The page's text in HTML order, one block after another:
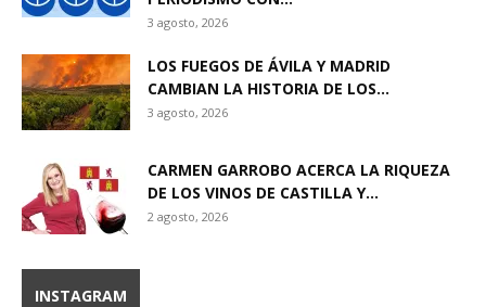
3 agosto, 2026
LOS FUEGOS DE ÁVILA Y MADRID
CAMBIAN LA HISTORIA DE LOS...
3 agosto, 2026
CARMEN GARROBO ACERCA LA RIQUEZA
DE LOS VINOS DE CASTILLA Y...
2 agosto, 2026
INSTAGRAM